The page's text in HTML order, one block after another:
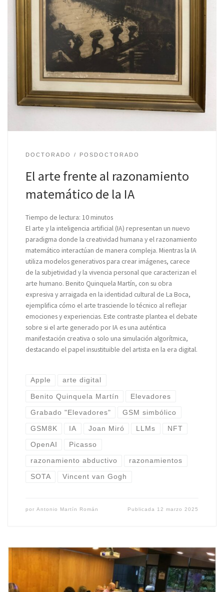
DOCTORADO POSDOCTORADO
El arte frente al razonamiento
matemático de la IA
Tiempo de lectura: 10minutos
El arte y la inteligencia artificial (IA) representan un nuevo
paradigma donde la creatividad humana y el razonamiento
matemático interactúan de manera compleja. Mientras la IA
utiliza modelos generativos para crear imágenes, carece
de la subjetividad y la vivencia personal que caracterizan el
arte humano. Benito Quinquela Martín, con su obra
expresiva y arraigada en la identidad cultural de La Boca,
ejemplifica cómo el arte trasciende lo técnico al reflejar
emociones y experiencias. Este contraste plantea el debate
sobre si el arte generado por IA es una auténtica
manifestación creativa o solo una simulación algorítmica,
destacando el papel insustituible del artista en la era digital.
Apple arte digital
Benito Quinquela Martín Elevadores
Grabado "Elevadores" GSM simbólico
GSM8K IA Joan Miró LLMs NFT
OpenAI Picasso
razonamiento abductivo razonamientos
SOTA Vincent van Gogh
por Antonio Martín Román Publicada 12 marzo 2025